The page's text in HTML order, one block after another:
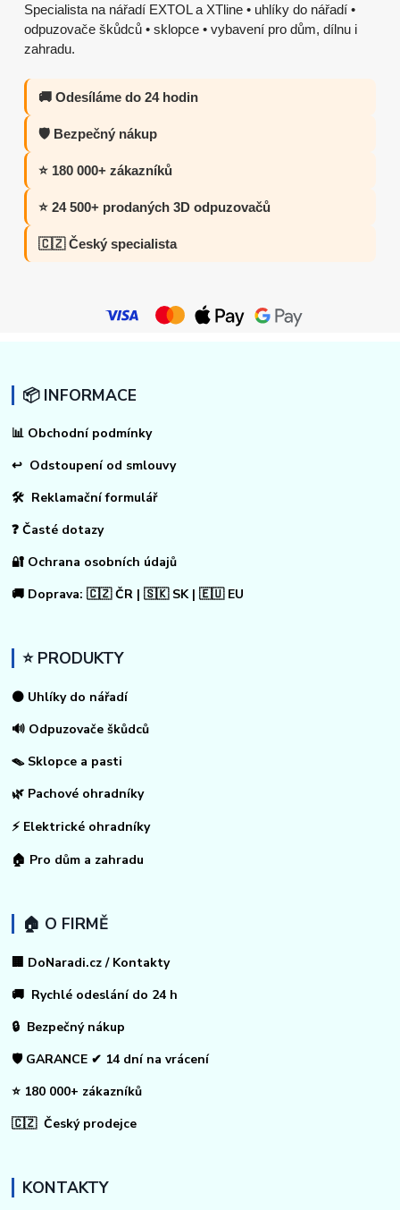
Specialista na nářadí EXTOL a XTline • uhlíky do nářadí •
odpuzovače škůdců • sklopce • vybavení pro dům, dílnu i
zahradu.
🚚 Odesíláme do 24 hodin
🛡️ Bezpečný nákup
⭐ 180 000+ zákazníků
⭐ 24 500+ prodaných 3D odpuzovačů
🇨🇿 Český specialista
📦 INFORMACE
📊 Obchodní podmínky
↩ Odstoupení od smlouvy
🛠 Reklamační formulář
❓ Časté dotazy
🔐 Ochrana osobních údajů
🚚 Doprava: 🇨🇿 ČR | 🇸🇰 SK | 🇪🇺 EU
⭐ PRODUKTY
⚫ Uhlíky do nářadí
🔊 Odpuzovače škůdců
🪤 Sklopce a pasti
🌿 Pachové ohradníky
⚡ Elektrické ohradníky
🏠 Pro dům a zahradu
🏠 O FIRMĚ
🏢 DoNaradi.cz / Kontakty
🚚 Rychlé odeslání do 24 h
🔒 Bezpečný nákup
🛡️ GARANCE ✔ 14 dní na vrácení
⭐ 180 000+ zákazníků
🇨🇿 Český prodejce
KONTAKTY